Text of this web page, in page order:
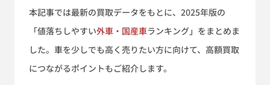
本記事では最新の買取データをもとに、2025年版の
「値落ちしやすい外車・国産車ランキング」をまとめま
した。車を少しでも高く売りたい方に向けて、高額買取
につながるポイントもご紹介します。